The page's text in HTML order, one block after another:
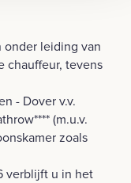
onder leiding van
chauffeur, tevens
- Dover v.v.
(m.u.v.
zoals
verblijft u in het